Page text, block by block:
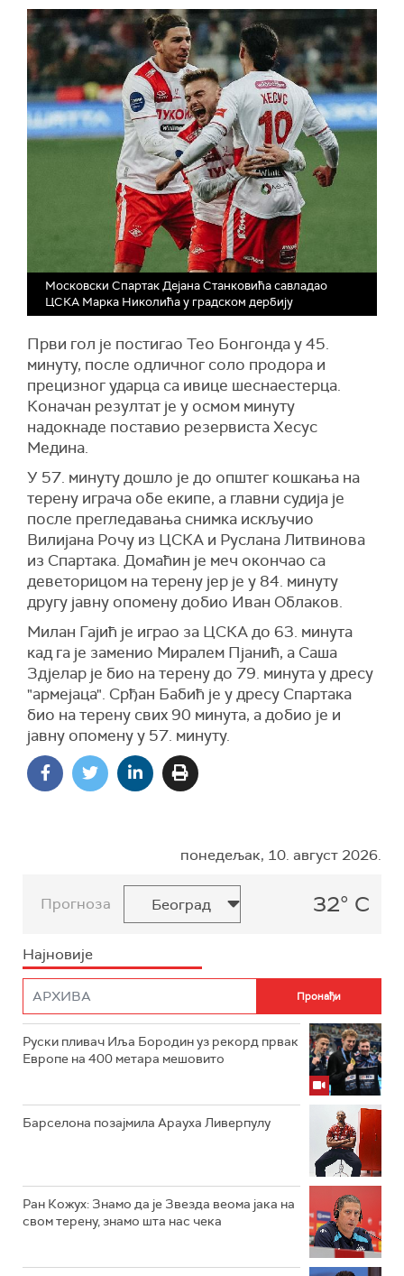
Московски Спартак Дејана Станковића савладао
ЦСКА Марка Николића у градском дербију
Први гол је постигао Тео Бонгонда у 45.
минуту, после одличног соло продора и
прецизног ударца са ивице шеснаестерца.
Коначан резултат је у осмом минуту
надокнаде поставио резервиста Хесус
Медина.
У 57. минуту дошло је до општег кошкања на
терену играча обе екипе, а главни судија је
после прегледавања снимка искључио
Вилијана Рочу из ЦСКА и Руслана Литвинова
из Спартака. Домаћин је меч окончао са
деветорицом на терену јер је у 84. минуту
другу јавну опомену добио Иван Облаков.
Милан Гајић је играо за ЦСКА до 63. минута
кад га је заменио Миралем Пјанић, а Саша
Здјелар је био на терену до 79. минута у дресу
"армејаца". Срђан Бабић је у дресу Спартака
био на терену свих 90 минута, а добио је и
јавну опомену у 57. минуту.
понедељак, 10. август 2026.
Прогноза 32° C
Најновије
Руски пливач Иља Бородин уз рекорд првак
Европе на 400 метара мешовито
Барселона позајмила Арауха Ливерпулу
Ран Кожух: Знамо да је Звезда веома јака на
свом терену, знамо шта нас чека